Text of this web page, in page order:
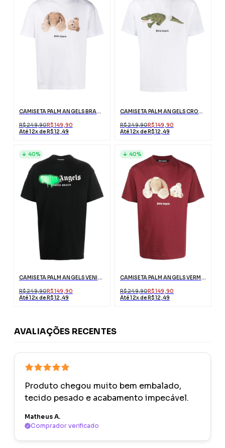
CAMISETA PALM ANGELS BRANCA ESTAMPA URSO
R$ 249,90R$ 149,90
Até 12x de R$ 12,49
CAMISETA PALM ANGELS CROCODILO BRANCA COM LOGO
R$ 249,90R$ 149,90
Até 12x de R$ 12,49
CAMISETA PALM ANGELS VENICE PRETA COM LOGO
R$ 249,90R$ 149,90
Até 12x de R$ 12,49
40%
CAMISETA PALM ANGELS VERMELHA ESTAMPA URSO
R$ 249,90R$ 149,90
Até 12x de R$ 12,49
40%
AVALIAÇÕES RECENTES
Produto chegou muito bem embalado,
tecido pesado e acabamento impecável.
Matheus A.
Comprador verificado